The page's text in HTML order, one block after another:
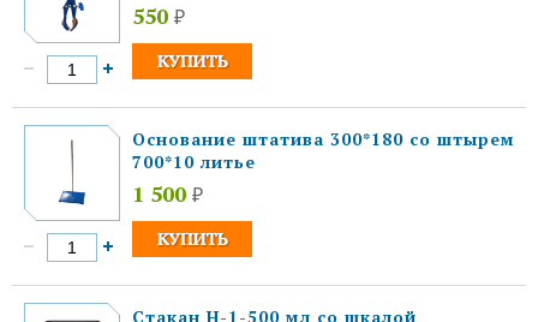
550 ₽
Основание штатива 300*180 со штырем
700*10 литье
1 500 ₽
Стакан Н-1-500 мл со шкалой